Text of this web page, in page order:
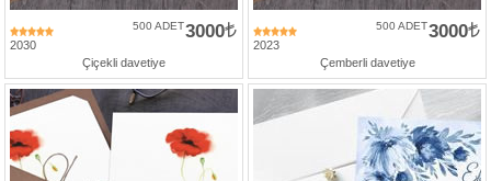
2030
3000
500 ADET
Çiçekli davetiye
2023
3000
500 ADET
Çemberli davetiye